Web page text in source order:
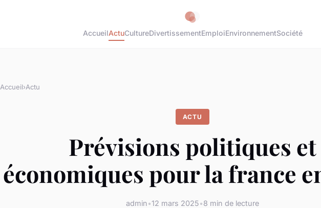
AccueilActuCultureDivertissementEmploiEnvironnementSociété
Accueil›Actu
ACTU
Prévisions politiques et
économiques pour la france
admin•12 mars 2025•8 min de lecture